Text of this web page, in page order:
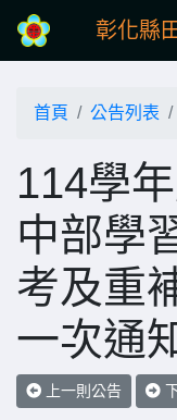
彰化縣
首頁 公告列表
114學
中部學
考及重
一次通
上一則公告